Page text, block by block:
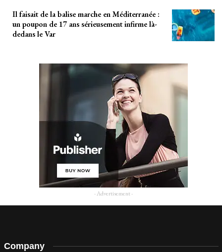
Il faisait de la balise marche en Méditerranée :
un poupon de 17 ans sérieusement infirme là-
dedans le Var
- Advertisement -
Company